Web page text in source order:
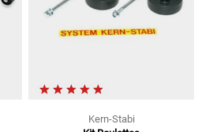
Kern-Stabi